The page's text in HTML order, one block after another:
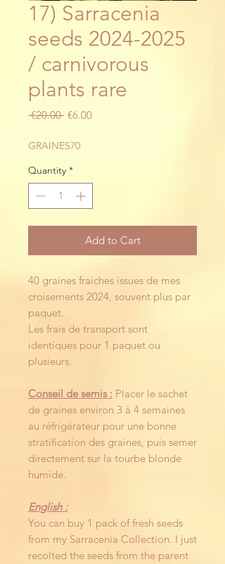
17) Sarracenia
seeds 2024-2025
/ carnivorous
plants rare
€20.00 Regular
€6.00Sale
GRAINES70
Quantity *
Add to Cart
40 graines fraiches issues de mes
croisements 2024, souvent plus par
paquet.
Les frais de transport sont
identiques pour 1 paquet ou
plusieurs.
Conseil de semis : Placer le sachet
de graines environ 3 à 4 semaines
au réfrigérateur pour une bonne
stratification des graines, puis semer
directement sur la tourbe blonde
humide.
English :
You can buy 1 pack of fresh seeds
from my Sarracenia Collection. I just
recolted the seeds from the parent